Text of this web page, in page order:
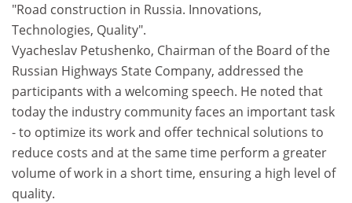
"Road construction in Russia. Innovations,
Technologies, Quality".
Vyacheslav Petushenko, Chairman of the Board of the
Russian Highways State Company, addressed the
participants with a welcoming speech. He noted that
today the industry community faces an important task
- to optimize its work and offer technical solutions to
reduce costs and at the same time perform a greater
volume of work in a short time, ensuring a high level of
quality.